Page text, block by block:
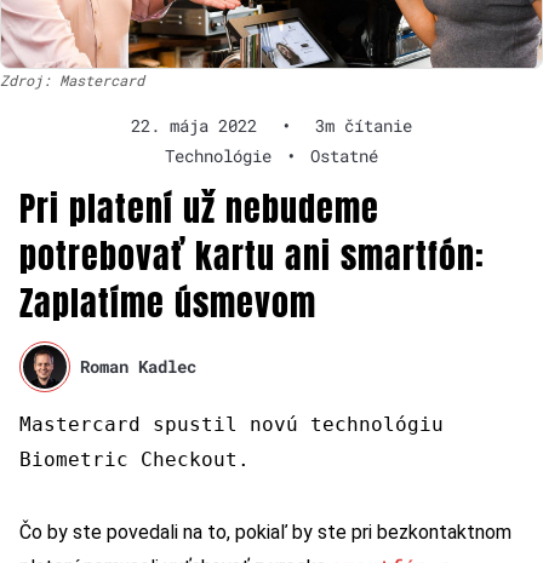
Zdroj: Mastercard
22. mája 2022 •
3m čítanie
Technológie
• Ostatné
Pri platení už nebudeme
potrebovať kartu ani smartfón:
Zaplatíme úsmevom
Roman Kadlec
Mastercard spustil novú technológiu
Biometric Checkout.
Čo by ste povedali na to, pokiaľ by ste pri bezkontaktnom